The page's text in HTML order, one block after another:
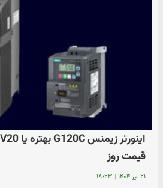
قیمت روز
۲۱ تیر ۱۴۰۴ | ۱۸:۲۳